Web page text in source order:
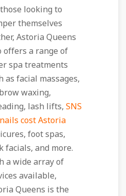
looking to
themselves
Astoria Queens
offers a range of
spa treatments
as facial massages,
waxing,
lash lifts, SNS
cost Astoria
foot spas,
facials, and more.
a wide array of
available,
Queens is the